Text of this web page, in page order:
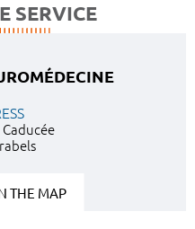
SERVICE
THE MAP